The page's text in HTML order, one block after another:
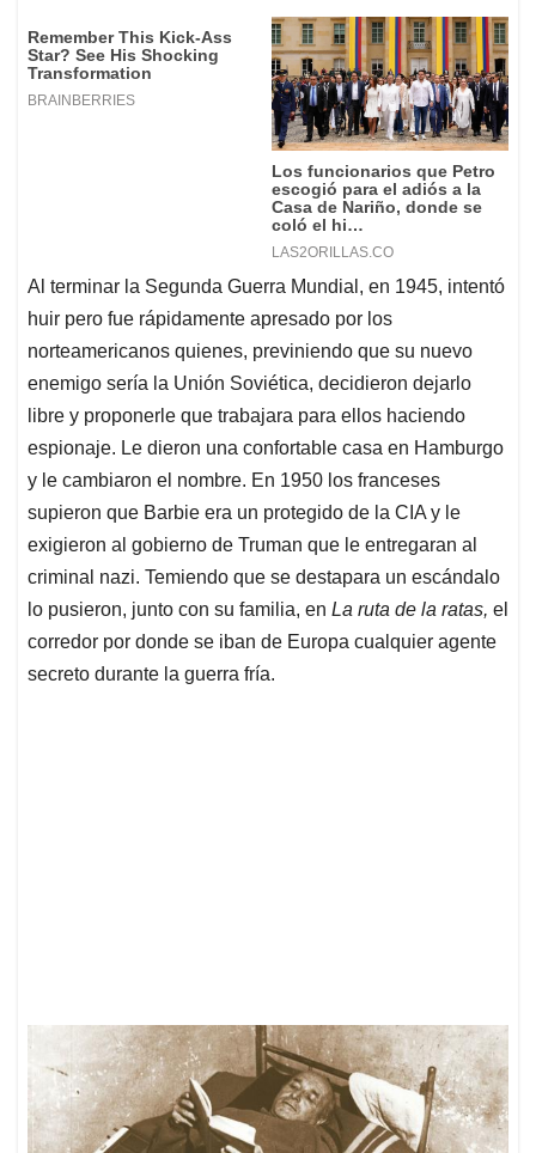
Al terminar la Segunda Guerra Mundial, en 1945, intentó
huir pero fue rápidamente apresado por los
norteamericanos quienes, previniendo que su nuevo
enemigo sería la Unión Soviética, decidieron dejarlo
libre y proponerle que trabajara para ellos haciendo
espionaje. Le dieron una confortable casa en Hamburgo
y le cambiaron el nombre. En 1950 los franceses
supieron que Barbie era un protegido de la CIA y le
exigieron al gobierno de Truman que le entregaran al
criminal nazi. Temiendo que se destapara un escándalo
lo pusieron, junto con su familia, en La ruta de la ratas, el
corredor por donde se iban de Europa cualquier agente
secreto durante la guerra fría.